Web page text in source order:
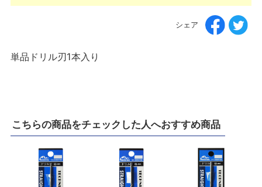
シェア
単品ドリル刃1本入り
こちらの商品をチェックした人へおすすめ商品